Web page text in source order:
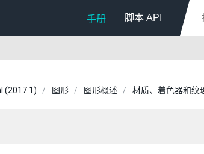
手册 脚本 API
(2017.1) 图形 图形概述 材质、着色器和纹